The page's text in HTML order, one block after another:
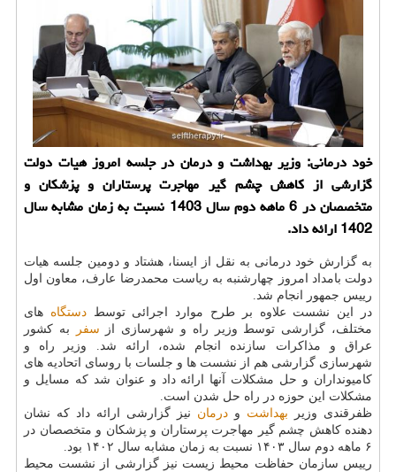
خود درمانی: وزیر بهداشت و درمان در جلسه امروز هیات دولت
گزارشی از کاهش چشم گیر مهاجرت پرستاران و پزشکان و
متخصصان در 6 ماهه دوم سال 1403 نسبت به زمان مشابه سال
1402 ارائه داد.
به گزارش خود درمانی به نقل از ایسنا، هشتاد و دومین جلسه هیات
دولت بامداد امروز چهارشنبه به ریاست محمدرضا عارف، معاون اول
رییس جمهور انجام شد.
در این نشست علاوه بر طرح موارد اجرائی توسطدستگاه های
مختلف، گزارشی توسط وزیر راه و شهرسازی از سفر
به کشور
عراق و مذاکرات سازنده انجام شده، ارائه شد. وزیر راه و
شهرسازی گزارشی هم از نشست ها و جلسات با روسای اتحادیه های
کامیونداران و حل مشکلات آنها ارائه داد و عنوان شد که مسایل و
مشکلات این حوزه در راه حل شدن است.
ظفرقندی وزیر بهداشت و درمان نیز گزارشی ارائه داد که نشان
دهنده کاهش چشم گیر مهاجرت پرستاران و پزشکان و متخصصان در
۶ ماهه دوم سال ۱۴۰۳ نسبت به زمان مشابه سال ۱۴۰۲ بود.
رییس سازمان حفاظت محیط زیست نیز گزارشی از نشست محیط